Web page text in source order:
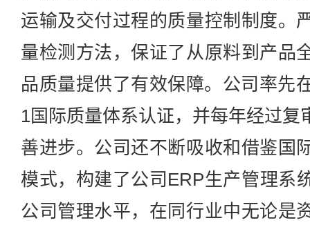
运输及交付过程的质量控制制度。
量检测方法，保证了从原料到产品
品质量提供了有效保障。公司率先
1国际质量体系认证，并每年经过复
善进步。公司还不断吸收和借鉴国
模式，构建了公司ERP生产管理系
公司管理水平，在同行业中无论是